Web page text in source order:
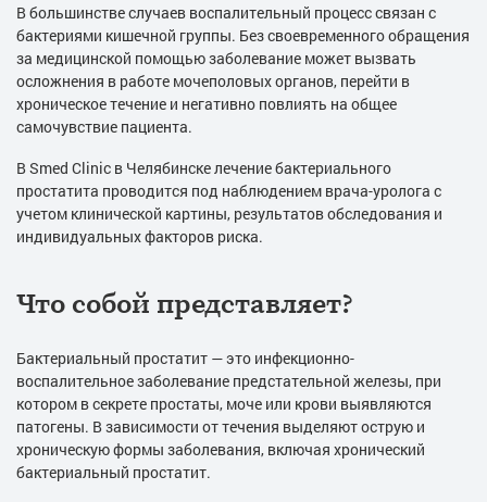
В большинстве случаев воспалительный процесс связан с
бактериями кишечной группы. Без своевременного обращения
за медицинской помощью заболевание может вызвать
осложнения в работе мочеполовых органов, перейти в
хроническое течение и негативно повлиять на общее
самочувствие пациента.
В Smed Clinic в Челябинске лечение бактериального
простатита проводится под наблюдением врача-уролога с
учетом клинической картины, результатов обследования и
индивидуальных факторов риска.
Что собой представляет?
Бактериальный простатит — это инфекционно-
воспалительное заболевание предстательной железы, при
котором в секрете простаты, моче или крови выявляются
патогены. В зависимости от течения выделяют острую и
хроническую формы заболевания, включая хронический
бактериальный простатит.